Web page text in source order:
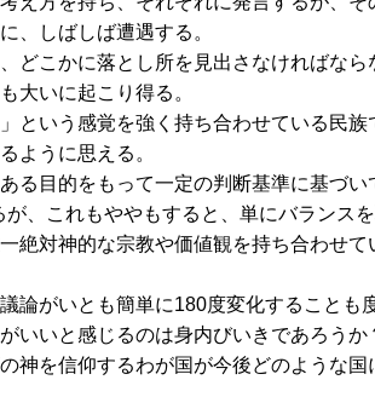
、しばしば遭遇する。
どこかに落とし所を見出さなければな
大いに起こり得る。
という感覚を強く持ち合わせている民
ように思える。
る目的をもって一定の判断基準に基づ
、これもややもすると、単にバランス
絶対神的な宗教や価値観を持ち合わせ
論がいとも簡単に180度変化することも
いいと感じるのは身内びいきであろうか
神を信仰するわが国が今後どのような